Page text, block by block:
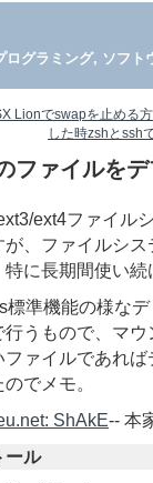
グラミング, ソフト
Lionでswapを止める
した時zshとssh
ファイルを
ext4ファイル
が、ファイルシ
特に長期間使い
標準機能の様な
行うもので、マ
ファイルであれ
でメモ。
ShAkE-- 本
ール